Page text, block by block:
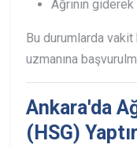
Ağrının giderek
Bu durumlarda
uzmanına
Ankara'da
(HSG)